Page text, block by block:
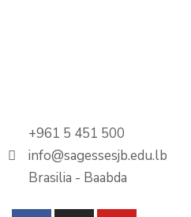
+961 5 451 500
info@sagessesjb.edu.lb
Brasilia - Baabda